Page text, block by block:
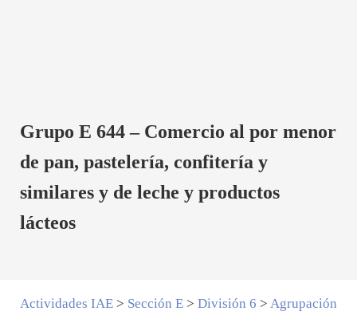
Grupo E 644 – Comercio al por menor
de pan, pastelería, confitería y
similares y de leche y productos
lácteos
Actividades IAE> Sección E> División 6 > Agrupación